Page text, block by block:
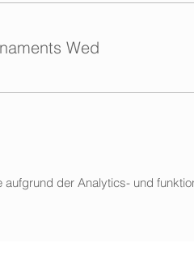
Wed
der Analytics- und